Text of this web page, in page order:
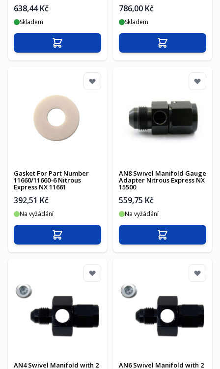
638,44 Kč
Skladem
Přidat do košíku
786,00 Kč
Skladem
Přidat do košíku
Gasket For Part Number
11660/11660-6 Nitrous
Express NX 11661
392,51 Kč
Na vyžádání
Přidat do košíku
AN8 Swivel Manifold Gauge
Adapter Nitrous Express NX
15500
559,75 Kč
Na vyžádání
Přidat do košíku
AN4 Swivel Manifold with 2 AN6 Swivel Manifold with 2